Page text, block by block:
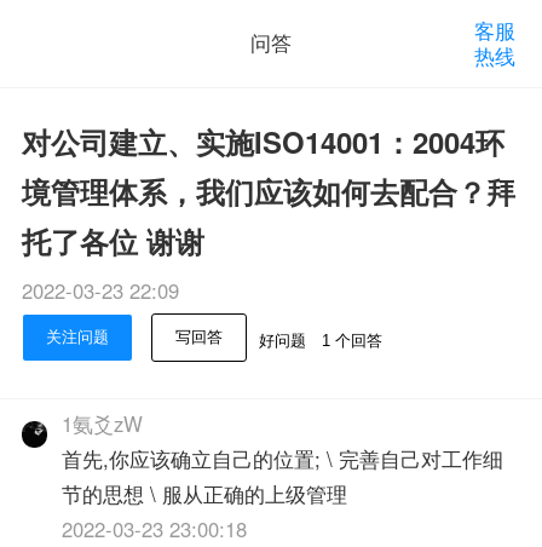
问答
客服
热线
对公司建立、实施ISO14001：2004环
境管理体系，我们应该如何去配合？拜
托了各位 谢谢
2022-03-23 22:09
关注问题 写回答 好问题 1 个回答
1氨爻zW
首先,你应该确立自己的位置; \ 完善自己对工作细
节的思想 \ 服从正确的上级管理
2022-03-23 23:00:18